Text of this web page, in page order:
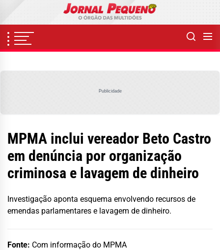
content
Publicidade
MPMA inclui vereador Beto Castro
em denúncia por organização
criminosa e lavagem de dinheiro
Investigação aponta esquema envolvendo recursos de
emendas parlamentares e lavagem de dinheiro.
Fonte: Com informação do MPMA